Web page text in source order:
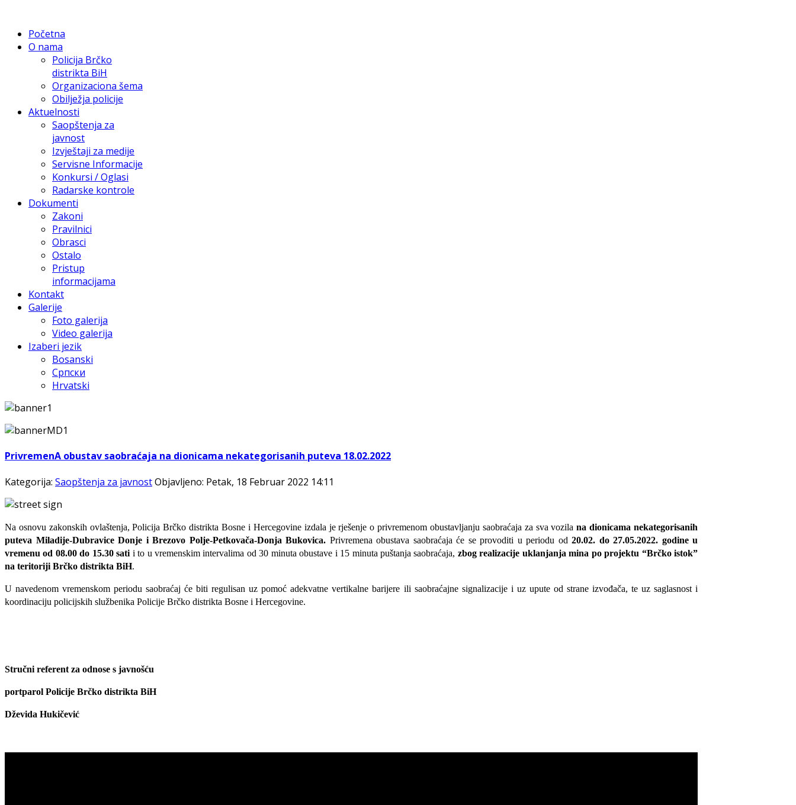
Početna
O nama
Policija Brčko
distrikta BiH
Organizaciona šema
Obilježja policije
Aktuelnosti
Saopštenja za
javnost
Izvještaji za medije
Servisne Informacije
Konkursi / Oglasi
Radarske kontrole
Dokumenti
Zakoni
Pravilnici
Obrasci
Ostalo
Pristup
informacijama
Kontakt
Galerije
Foto galerija
Video galerija
Izaberi jezik
Bosanski
Српски
Hrvatski
PrivremenA obustav saobraćaja na dionicama nekategorisanih puteva 18.02.2022
Kategorija: Saopštenja za javnostObjavljeno: Petak, 18 Februar 2022 14:11
Na osnovu zakonskih ovlaštenja, Policija Brčko distrikta Bosne i Hercegovine izdala je rješenje o privremenom obustavljanju saobraćaja za sva vozilanadionicama nekategorisanih
puteva Miladije-Dubravice Donje i Brezovo Polje-Petkovača-Donja Bukovica. Privremena obustava saobraćaja će se provoditi u periodu od 20.02. do 27.05.2022. godine u
vremenu od 08.00 do 15.30 sati i to u vremenskim intervalima od 30 minuta obustave i 15 minuta puštanja saobraćaja, zbog realizacije uklanjanja mina po projektu “Brčko istok”
na teritoriji Brčko distrikta BiH.
U navedenom vremenskom periodu saobraćaj će biti regulisan uz pomoć adekvatne vertikalne barijere ili saobraćajne signalizacije i uz upute od strane izvođača, te uz saglasnost i
koordinaciju policijskih službenika Policije Brčko distrikta Bosne i Hercegovine.
Stručni referent za odnose s javnošću
portparol Policije Brčko distrikta BiH
Dževida Hukičević